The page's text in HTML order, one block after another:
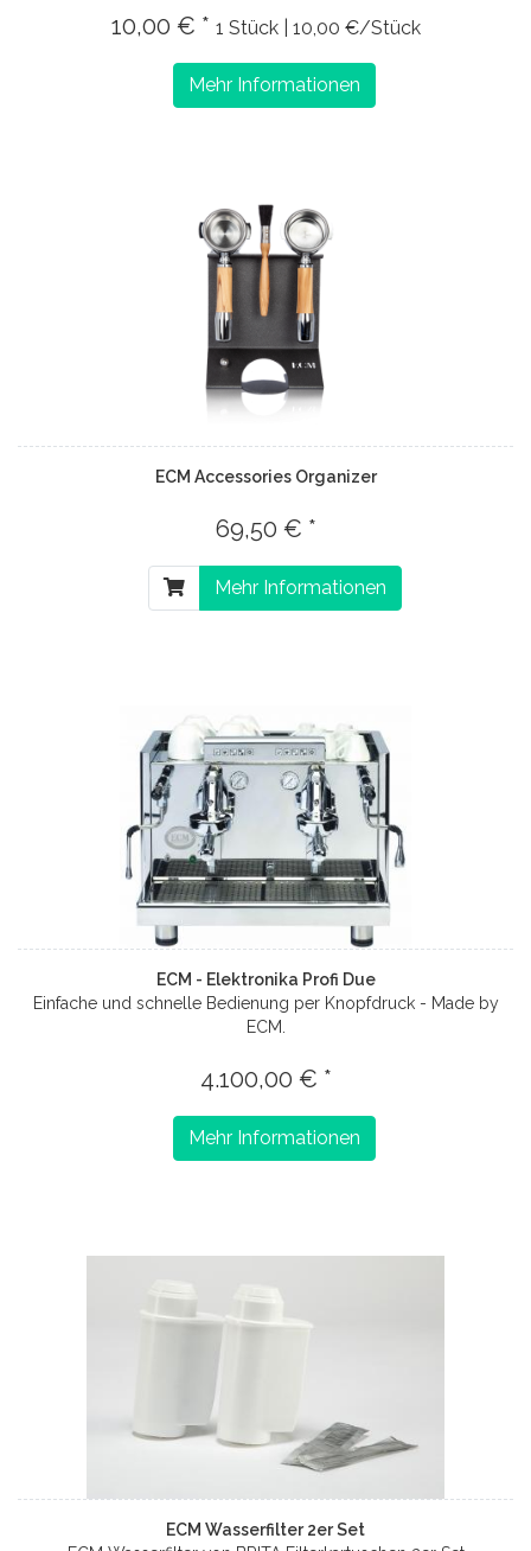
10,00 € * 1 Stück | 10,00 €/Stück
Mehr Informationen
ECM Accessories Organizer
69,50 € *
Mehr Informationen
ECM - Elektronika Profi Due
Einfache und schnelle Bedienung per Knopfdruck - Made by
ECM.
4.100,00 € *
Mehr Informationen
ECM Wasserfilter 2er Set